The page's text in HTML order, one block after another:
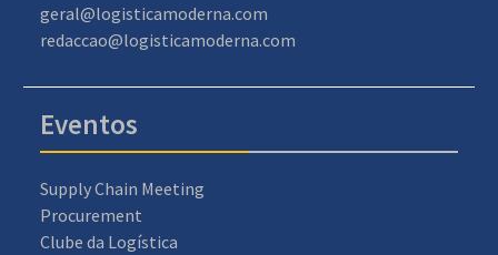
geral@logisticamoderna.com
redaccao@logisticamoderna.com
Eventos
Supply Chain Meeting
Procurement
Clube da Logística